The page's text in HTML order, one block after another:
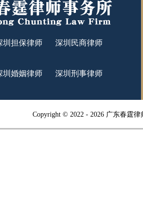
圳担保律师 深圳民商律师
圳婚姻律师 深圳刑事律师
Copyright © 2022 - 2026 广东春霆